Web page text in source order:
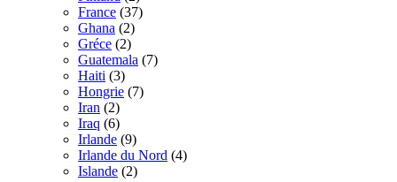
France (37)
Ghana (2)
Gréce (2)
Guatemala (7)
Haiti (3)
Hongrie (7)
Iran (2)
Iraq (6)
Irlande (9)
Irlande du Nord (4)
Islande (2)